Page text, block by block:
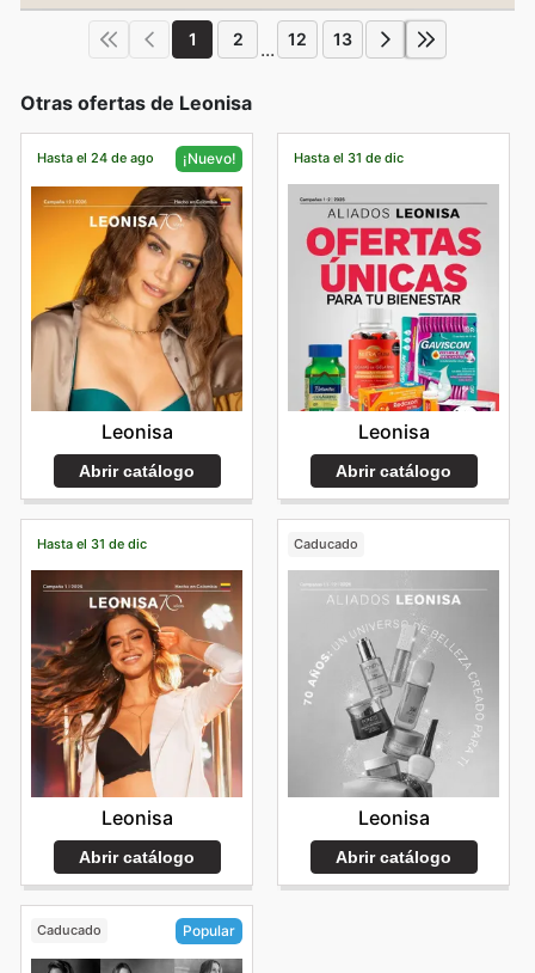
1 2 ... 12 13
Otras ofertas de Leonisa
Hasta el 24 de ago ¡Nuevo!
Leonisa
Abrir catálogo
Hasta el 31 de dic
Leonisa
Abrir catálogo
Hasta el 31 de dic
Leonisa
Abrir catálogo
Caducado
Leonisa
Abrir catálogo
Caducado Popular